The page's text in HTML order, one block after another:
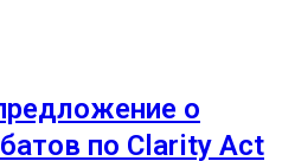
о
по Clarity Act